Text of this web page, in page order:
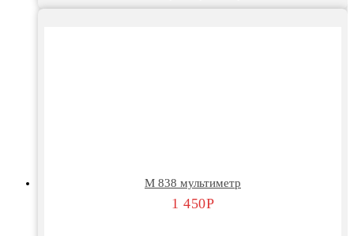
М 838 мультиметр
1 450Р